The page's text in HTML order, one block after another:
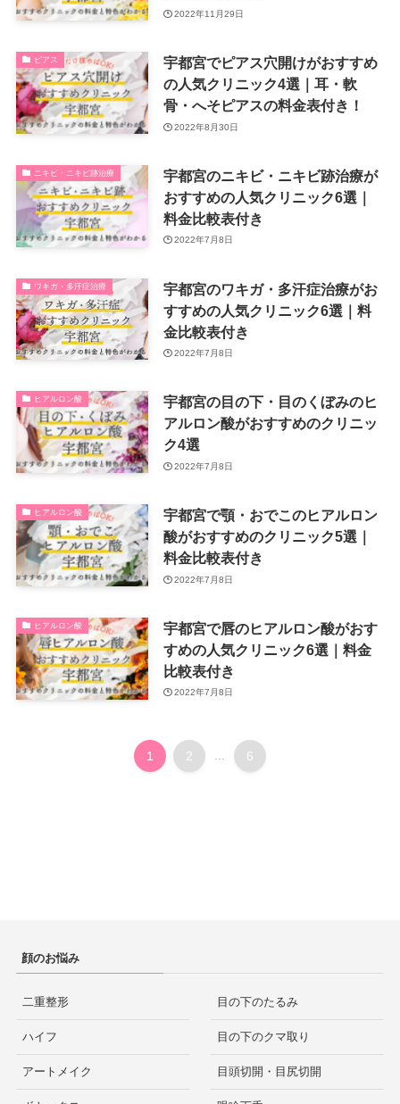
2022年11月29日
ピアス
宇都宮でピアス穴開けがおすすめ
の人気クリニック4選｜耳・軟
骨・へそピアスの料金表付き！
2022年8月30日
ニキビ・ニキビ跡治療
宇都宮のニキビ・ニキビ跡治療が
おすすめの人気クリニック6選｜
料金比較表付き
2022年7月8日
ワキガ・多汗症治療
宇都宮のワキガ・多汗症治療がお
すすめの人気クリニック6選｜料
金比較表付き
2022年7月8日
ヒアルロン酸
宇都宮の目の下・目のくぼみのヒ
アルロン酸がおすすめのクリニッ
ク4選
2022年7月8日
ヒアルロン酸
宇都宮で顎・おでこのヒアルロン
酸がおすすめのクリニック5選｜
料金比較表付き
2022年7月8日
ヒアルロン酸
宇都宮で唇のヒアルロン酸がおす
すめの人気クリニック6選｜料金
比較表付き
2022年7月8日
1 2 ... 6
顔のお悩み
二重整形
ハイフ
アートメイク
目の下のたるみ
目の下のクマ取り
目頭切開・目尻切開